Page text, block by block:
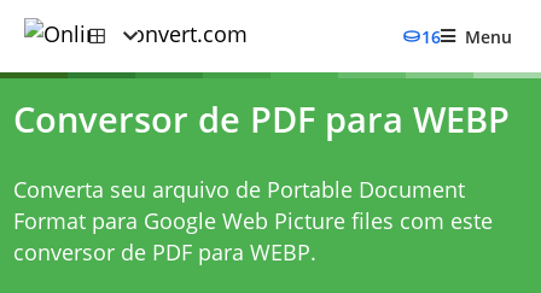
16 Menu
Conversor de PDF para WEBP
Converta seu arquivo de Portable Document
Format para Google Web Picture files com este
conversor de PDF para WEBP.